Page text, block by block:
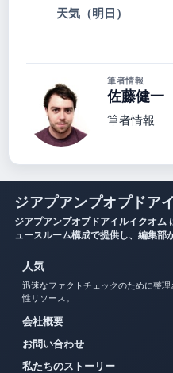
天気（明日）
筆者情報
佐藤健一
筆者情報
ジアプアンプオプドア
ジアプアンプオプドアイルイクオム
ュースルーム構成で提供し、編集部
人気
迅速なファクトチェックのために整
性リソース。
会社概要
お問い合わせ
私たちのストーリー